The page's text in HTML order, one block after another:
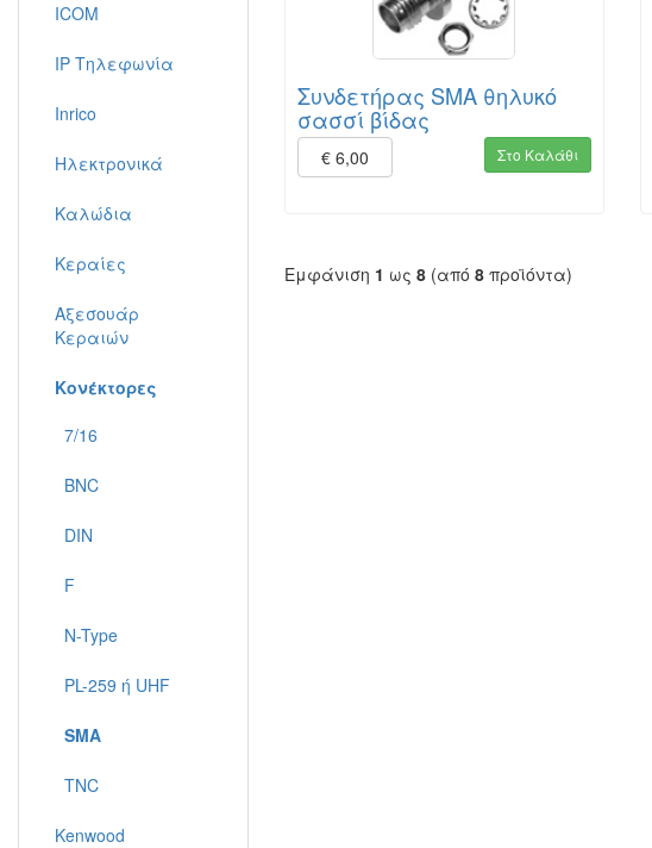
Συνδετήρας SMA θηλυκό
σασσί βίδας
€ 6,00 Στο Καλάθι
Εμφάνιση 1 ως 8 (από 8 προϊόντα)
ICOM
IP Τηλεφωνία
Inrico
Ηλεκτρονικά
Καλώδια
Κεραίες
Αξεσουάρ
Κεραιών
Κονέκτορες
7/16
BNC
DIN
F
N-Type
PL-259 ή UHF
SMA
TNC
Kenwood